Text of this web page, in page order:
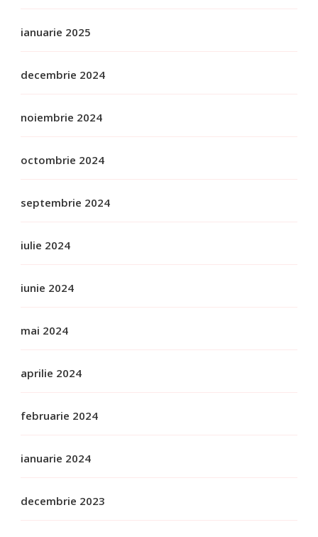
ianuarie 2025
decembrie 2024
noiembrie 2024
octombrie 2024
septembrie 2024
iulie 2024
iunie 2024
mai 2024
aprilie 2024
februarie 2024
ianuarie 2024
decembrie 2023